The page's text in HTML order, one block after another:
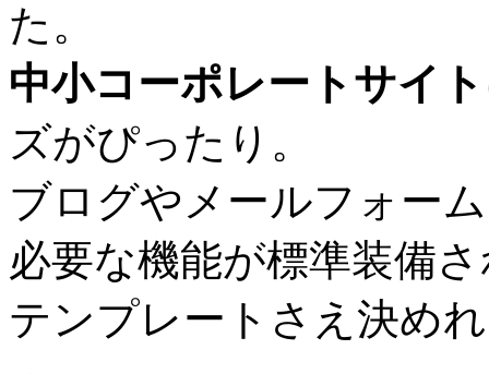
た。
中小コーポレートサイ
ズがぴったり。
ブログやメールフォー
必要な機能が標準装備
テンプレートさえ決め